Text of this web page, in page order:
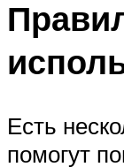
Есть
помогут